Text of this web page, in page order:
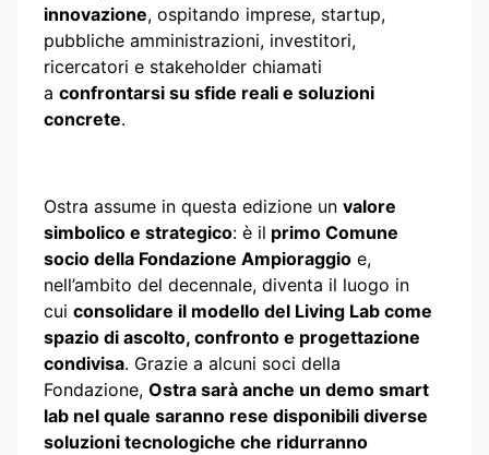
innovazione, ospitando imprese, startup,
pubbliche amministrazioni, investitori,
ricercatori e stakeholder chiamati
a confrontarsi su sfide reali e soluzioni
concrete.
Ostra assume in questa edizione un valore
simbolico e strategico: è il primo Comune
socio della Fondazione Ampioraggio e,
nell’ambito del decennale, diventa il luogo in
cui consolidare il modello del Living Lab come
spazio di ascolto, confronto e progettazione
condivisa. Grazie a alcuni soci della
Fondazione, Ostra sarà anche un demo smart
lab nel quale saranno rese disponibili diverse
soluzioni tecnologiche che ridurranno